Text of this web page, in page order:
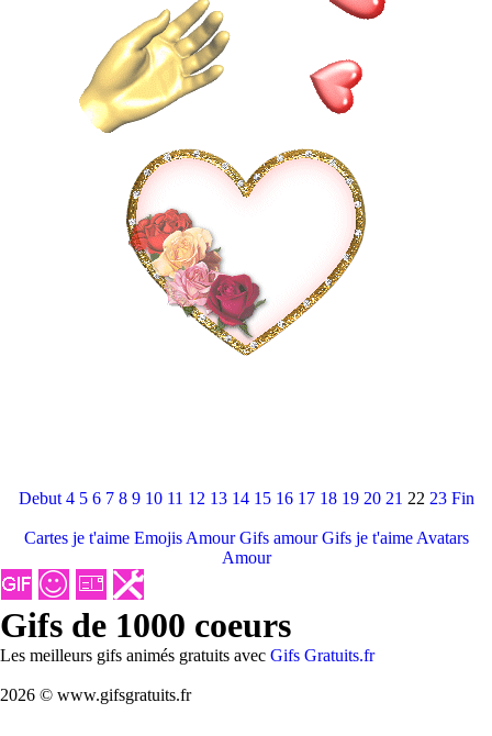
Debut 4 5 6 7 8 9 10 11 12 13 14 15 16 17 18 19 20 21 22 23 Fin
Cartes je t'aime Emojis Amour Gifs amour Gifs je t'aime Avatars
Amour
Gifs de 1000 coeurs
Les meilleurs gifs animés gratuits avec Gifs Gratuits.fr
2026 © www.gifsgratuits.fr